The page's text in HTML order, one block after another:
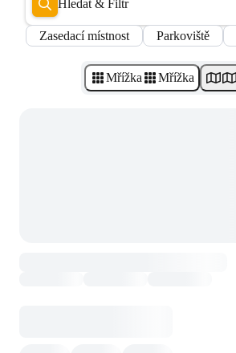
Hledat & Filtr
Zasedací místnost Parkoviště
Mřížka Mřížka